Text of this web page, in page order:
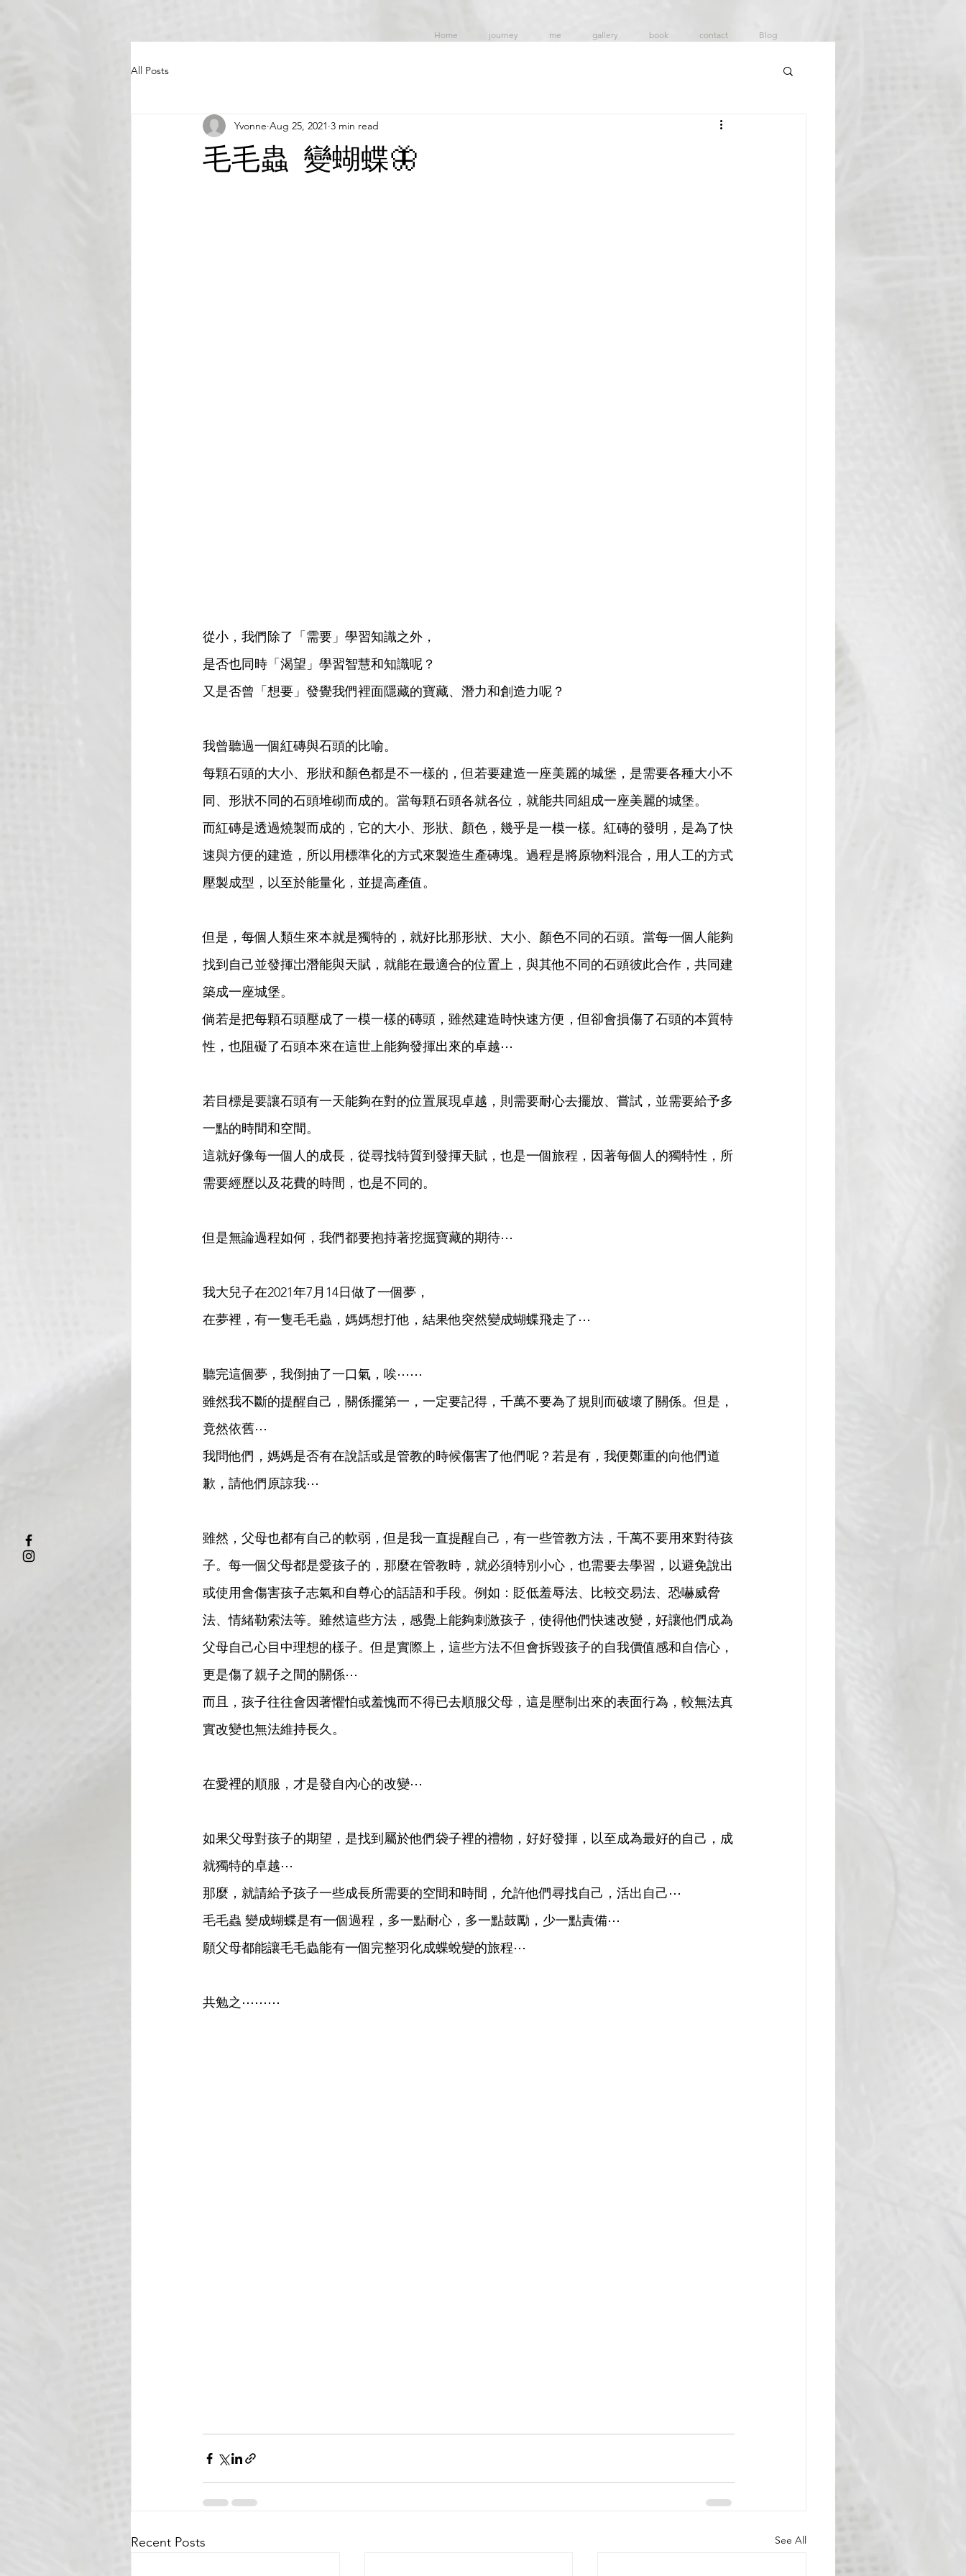
Home journey me gallery book contact Blog
All Posts
毛毛蟲 變蝴蝶🦋
Yvonne Aug 25, 2021 3 min read
從小，我們除了「需要」學習知識之外，
是否也同時「渴望」學習智慧和知識呢？
又是否曾「想要」發覺我們裡面隱藏的寶藏、潛力和創造力呢？
我曾聽過一個紅磚與石頭的比喻。
每顆石頭的大小、形狀和顏色都是不一樣的，但若要建造一座美麗的城堡，是需要各種大小不
同、形狀不同的石頭堆砌而成的。當每顆石頭各就各位，就能共同組成一座美麗的城堡。
而紅磚是透過燒製而成的，它的大小、形狀、顏色，幾乎是一模一樣。紅磚的發明，是為了快
速與方便的建造，所以用標準化的方式來製造生產磚塊。過程是將原物料混合，用人工的方式
壓製成型，以至於能量化，並提高產值。
但是，每個人類生來本就是獨特的，就好比那形狀、大小、顏色不同的石頭。當每一個人能夠
找到自己並發揮岀潛能與天賦，就能在最適合的位置上，與其他不同的石頭彼此合作，共同建
築成一座城堡。
倘若是把每顆石頭壓成了一模一樣的磚頭，雖然建造時快速方便，但卻會損傷了石頭的本質特
性，也阻礙了石頭本來在這世上能夠發揮出來的卓越⋯
若目標是要讓石頭有一天能夠在對的位置展現卓越，則需要耐心去擺放、嘗試，並需要給予多
一點的時間和空間。
這就好像每一個人的成長，從尋找特質到發揮天賦，也是一個旅程，因著每個人的獨特性，所
需要經歷以及花費的時間，也是不同的。
但是無論過程如何，我們都要抱持著挖掘寶藏的期待⋯
我大兒子在2021年7月14日做了一個夢，
在夢裡，有一隻毛毛蟲，媽媽想打他，結果他突然變成蝴蝶飛走了⋯
聽完這個夢，我倒抽了一口氣，唉⋯⋯
雖然我不斷的提醒自己，關係擺第一，一定要記得，千萬不要為了規則而破壞了關係。但是，
竟然依舊⋯
我問他們，媽媽是否有在說話或是管教的時候傷害了他們呢？若是有，我便鄭重的向他們道
歉，請他們原諒我⋯
雖然，父母也都有自己的軟弱，但是我一直提醒自己，有一些管教方法，千萬不要用來對待孩
子。每一個父母都是愛孩子的，那麼在管教時，就必須特別小心，也需要去學習，以避免說出
或使用會傷害孩子志氣和自尊心的話語和手段。例如：貶低羞辱法、比較交易法、恐嚇威脅
法、情緒勒索法等。雖然這些方法，感覺上能夠刺激孩子，使得他們快速改變，好讓他們成為
父母自己心目中理想的樣子。但是實際上，這些方法不但會拆毀孩子的自我價值感和自信心，
更是傷了親子之間的關係⋯
而且，孩子往往會因著懼怕或羞愧而不得已去順服父母，這是壓制出來的表面行為，較無法真
實改變也無法維持長久。
在愛裡的順服，才是發自內心的改變⋯
如果父母對孩子的期望，是找到屬於他們袋子裡的禮物，好好發揮，以至成為最好的自己，成
就獨特的卓越⋯
那麼，就請給予孩子一些成長所需要的空間和時間，允許他們尋找自己，活出自己⋯
毛毛蟲 變成蝴蝶是有一個過程，多一點耐心，多一點鼓勵，少一點責備⋯
願父母都能讓毛毛蟲能有一個完整羽化成蝶蛻變的旅程⋯
共勉之⋯⋯⋯
Recent Posts See All